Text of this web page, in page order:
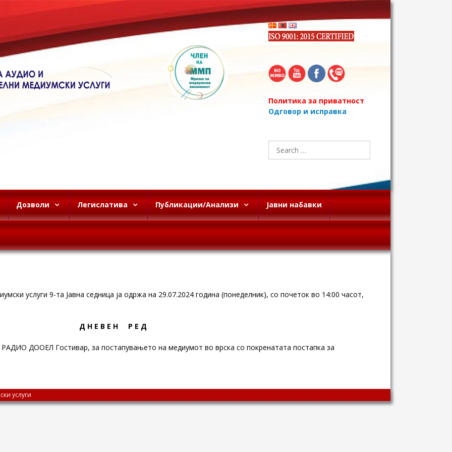
Политика за приватност
Одговор и исправка
Search
for:
Дозволи Легислатива Публикации/Анализи Јавни набавки
услуги 9-та Јавна седница ја одржа на 29.07.2024 година (понеделник), со почеток во 14:00 часот,
Д Н Е В Е Н Р Е Д
ДООЕЛ Гостивар, за постапувањето на медиумот во врска со покренатата постапка за
provides
услуги